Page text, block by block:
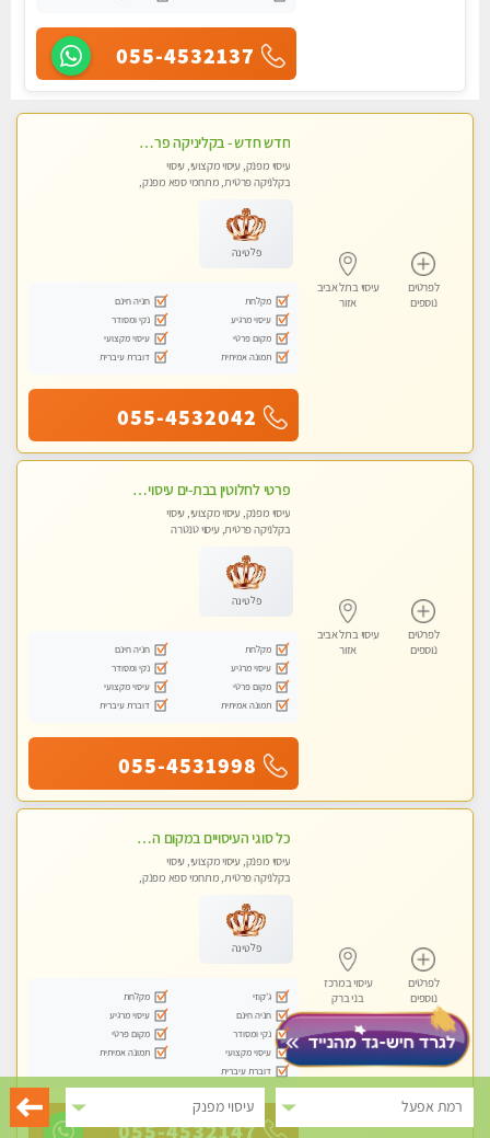
רמת אפעל עיסוי מפנק
055-4532137
לפרטים
נוספים
עיסוי בתל אביב
אזור
חדש חדש - בקליניקה פרטית בחולון עיסוי לחידוש אנרגיות עיסוי חלומי מומלץ מאוד-ללא מין! highly recommended new in the city
עיסוי מפנק, עיסוי מקצועי, עיסוי
בקלניקה פרטית, מתחמי ספא מפנק,
פלטינה
מקלחת
חניה חינם
עיסוי מרגיע
נקי ומסודר
מקום פרטי
עיסוי מקצועי
תמונה אמיתית
דוברת עיברית
055-4532042
לפרטים
נוספים
עיסוי בתל אביב
אזור
פרטי לחלוטין בבת-ים עיסוי מפנק מקצועי מומלץ בחום למי שרוצה להירגע- מומלץ לחלוטין! פרטי! ​​​​​​ Highly recommended
עיסוי מפנק, עיסוי מקצועי, עיסוי
בקלניקה פרטית, עיסוי טנטרה
פלטינה
מקלחת
חניה חינם
עיסוי מרגיע
נקי ומסודר
מקום פרטי
עיסוי מקצועי
תמונה אמיתית
דוברת עיברית
055-4531998
לפרטים
נוספים
עיסוי במרכז
בני ברק
כל סוגי העיסויים במקום הכי מושלם בעיר- בחולון
עיסוי מפנק, עיסוי מקצועי, עיסוי
בקלניקה פרטית, מתחמי ספא מפנק,
פלטינה
ג'קוזי
מקלחת
חניה חינם
עיסוי מרגיע
נקי ומסודר
מקום פרטי
עיסוי מקצועי
תמונה אמיתית
דוברת עיברית
055-4532147